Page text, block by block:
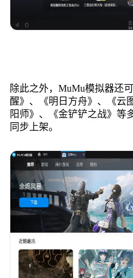
除此之外，MuMu模拟器还
醒》、《明日方舟》、《云
阳师》、《金铲铲之战》等
同步上架。